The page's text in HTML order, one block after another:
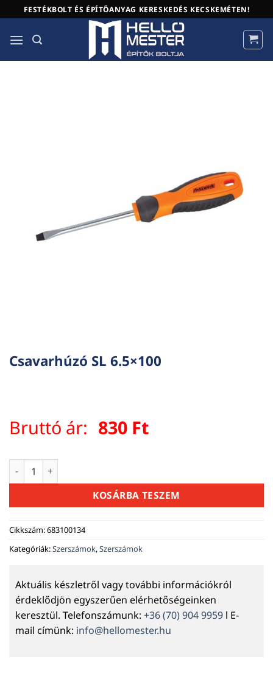
to
content
FESTÉKBOLT ÉS ÉPÍTŐANYAG KERESKEDÉS KECSKEMÉTEN!
Csavarhúzó SL 6.5×100
Bruttó ár: 830 Ft
Csavarhúzó SL 6.5x100 mennyiség
KOSÁRBA TESZEM
Cikkszám:683100134
Kategóriák:Szerszámok,Szerszámok
Aktuális készletről vagy további információkról
érdeklődjön egyszerűen elérhetőségeinken
keresztül. Telefonszámunk: +36 (70) 904 9959 l E-
mail címünk: info@hellomester.hu